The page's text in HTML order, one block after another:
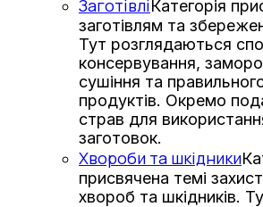
ЗаготівліКатегорія
заготівлям та
Тут розглядаються
консервування,
сушіння та
продуктів. Окремо
страв для
заготовок.
Хвороби та шкідники
присвячена темі
хвороб та шкідників.